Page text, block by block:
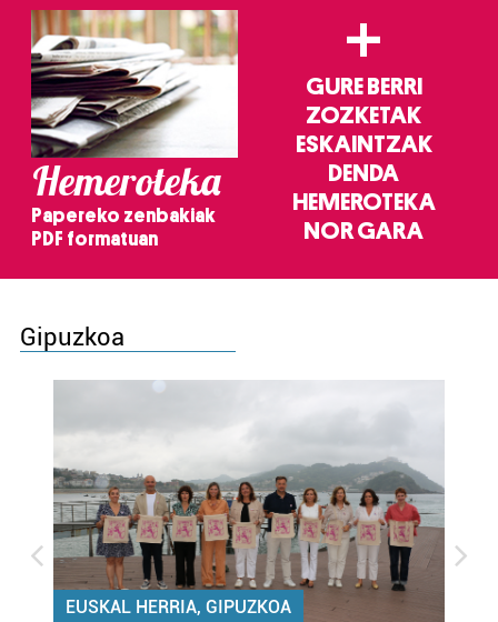
Hemeroteka
Papereko zenbakiak
PDF formatuan
+
GURE BERRI
ZOZKETAK
ESKAINTZAK
DENDA
HEMEROTEKA
NOR GARA
Gipuzkoa
EUSKAL HERRIA, GIPUZKOA